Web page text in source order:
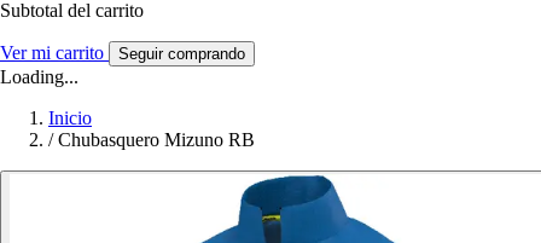
Subtotal del carrito
Ver mi carrito Seguir comprando
Loading...
Inicio
/ Chubasquero Mizuno RB